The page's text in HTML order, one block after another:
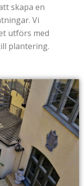
skapa en
Vi
utförs med
plantering.